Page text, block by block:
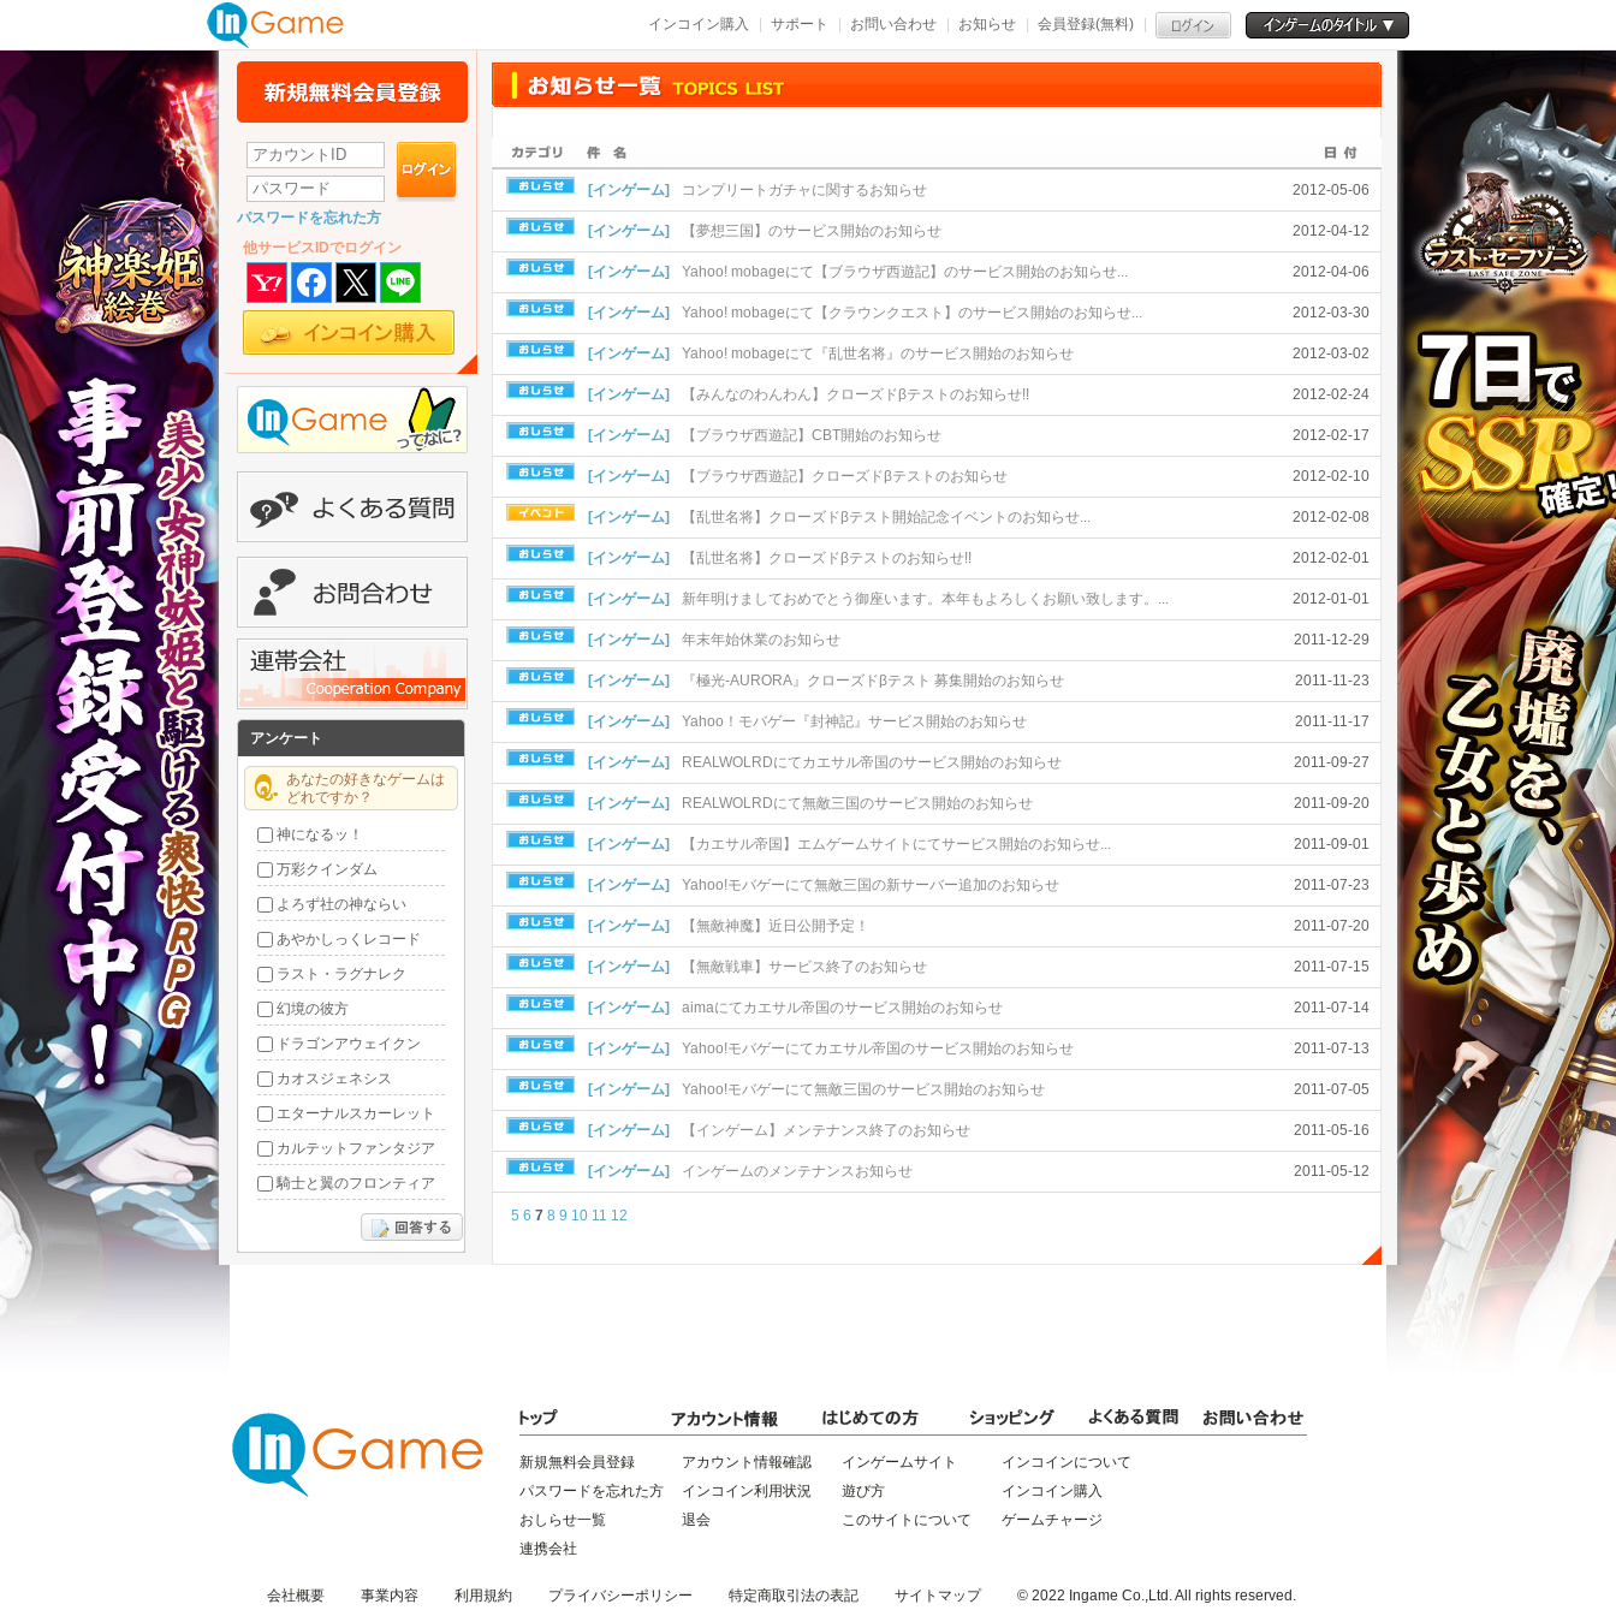
インコイン購入 サポート お問い合わせ お知らせ 会員登録(無料)
パスワードを忘れた方
他サービスIDでログイン
アンケート
あなたの好きなゲームは
どれですか？
神になるッ！
万彩クインダム
よろず社の神ならい
あやかしっくレコード
ラスト・ラグナレク
幻境の彼方
ドラゴンアウェイクン
カオスジェネシス
エターナルスカーレット
カルテットファンタジア
騎士と翼のフロンティア
ドラグーン・ナイツ
ぶっ飛び三国
[インゲーム] コンプリートガチャに関するお知らせ 2012-05-06
[インゲーム] 【夢想三国】のサービス開始のお知らせ 2012-04-12
[インゲーム] Yahoo! mobageにて【ブラウザ西遊記】のサービス開始のお知らせ... 2012-04-06
[インゲーム] Yahoo! mobageにて【クラウンクエスト】のサービス開始のお知らせ... 2012-03-30
[インゲーム] Yahoo! mobageにて『乱世名将』のサービス開始のお知らせ 2012-03-02
[インゲーム] 【みんなのわんわん】クローズドβテストのお知らせ!! 2012-02-24
[インゲーム] 【ブラウザ西遊記】CBT開始のお知らせ 2012-02-17
[インゲーム] 【ブラウザ西遊記】クローズドβテストのお知らせ 2012-02-10
[インゲーム] 【乱世名将】クローズドβテスト開始記念イベントのお知らせ... 2012-02-08
[インゲーム] 【乱世名将】クローズドβテストのお知らせ!! 2012-02-01
[インゲーム] 新年明けましておめでとう御座います。本年もよろしくお願い致します。... 2012-01-01
[インゲーム] 年末年始休業のお知らせ 2011-12-29
[インゲーム] 『極光-AURORA』クローズドβテスト 募集開始のお知らせ 2011-11-23
[インゲーム] Yahoo！モバゲー『封神記』サービス開始のお知らせ 2011-11-17
[インゲーム] REALWOLRDにてカエサル帝国のサービス開始のお知らせ 2011-09-27
[インゲーム] REALWOLRDにて無敵三国のサービス開始のお知らせ 2011-09-20
[インゲーム] 【カエサル帝国】エムゲームサイトにてサービス開始のお知らせ... 2011-09-01
[インゲーム] Yahoo!モバゲーにて無敵三国の新サーバー追加のお知らせ 2011-07-23
[インゲーム] 【無敵神魔】近日公開予定！ 2011-07-20
[インゲーム] 【無敵戦車】サービス終了のお知らせ 2011-07-15
[インゲーム] aimaにてカエサル帝国のサービス開始のお知らせ 2011-07-14
[インゲーム] Yahoo!モバゲーにてカエサル帝国のサービス開始のお知らせ 2011-07-13
[インゲーム] Yahoo!モバゲーにて無敵三国のサービス開始のお知らせ 2011-07-05
[インゲーム] 【インゲーム】メンテナンス終了のお知らせ 2011-05-16
[インゲーム] インゲームのメンテナンスお知らせ 2011-05-12
5 6 7 8 9 10 11 12
新規無料会員登録
パスワードを忘れた方
おしらせ一覧
連携会社
アカウント情報確認
インコイン利用状況
退会
インゲームサイト
遊び方
このサイトについて
インコインについて
インコイン購入
ゲームチャージ
会社概要 事業内容 利用規約 プライバシーポリシー 特定商取引法の表記 サイトマップ © 2022 Ingame Co.,Ltd. All rights reserved.